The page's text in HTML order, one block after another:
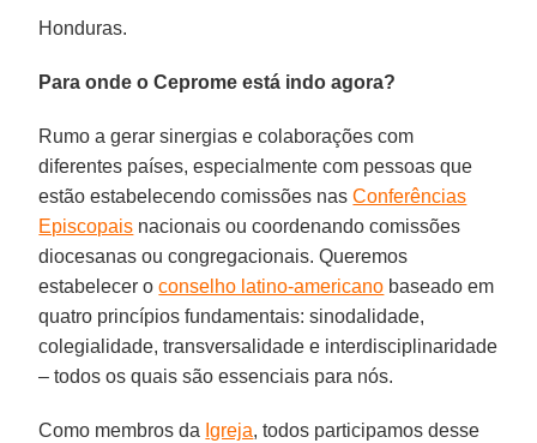
Honduras.
Para onde o Ceprome está indo agora?
Rumo a gerar sinergias e colaborações com
diferentes países, especialmente com pessoas que
estão estabelecendo comissões nas Conferências
Episcopais nacionais ou coordenando comissões
diocesanas ou congregacionais. Queremos
estabelecer oconselho latino-americano baseado em
quatro princípios fundamentais: sinodalidade,
colegialidade, transversalidade e interdisciplinaridade
– todos os quais são essenciais para nós.
Como membros da Igreja, todos participamos desse